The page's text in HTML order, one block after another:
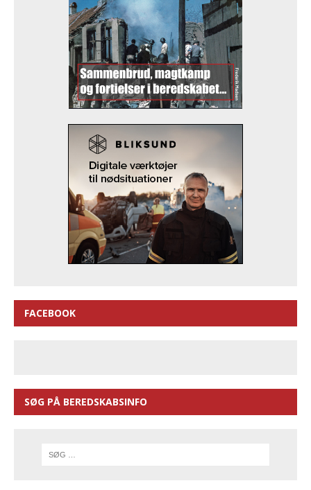
FACEBOOK
SØG PÅ BEREDSKABSINFO